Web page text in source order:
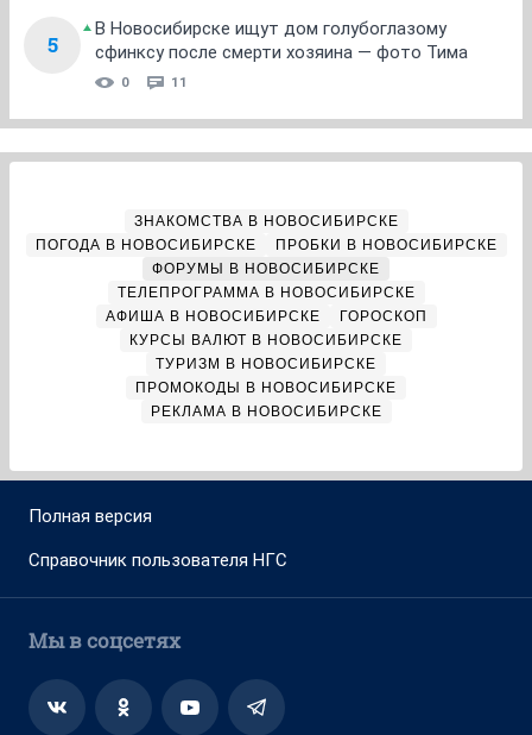
5
В Новосибирске ищут дом голубоглазому
сфинксу после смерти хозяина — фото Тима
0 11
ЗНАКОМСТВА В НОВОСИБИРСКЕ
ПОГОДА В НОВОСИБИРСКЕ
ПРОБКИ В НОВОСИБИРСКЕ
ФОРУМЫ В НОВОСИБИРСКЕ
ТЕЛЕПРОГРАММА В НОВОСИБИРСКЕ
АФИША В НОВОСИБИРСКЕ
ГОРОСКОП
КУРСЫ ВАЛЮТ В НОВОСИБИРСКЕ
ТУРИЗМ В НОВОСИБИРСКЕ
ПРОМОКОДЫ В НОВОСИБИРСКЕ
РЕКЛАМА В НОВОСИБИРСКЕ
Полная версия
Справочник пользователя НГС
Мы в соцсетях